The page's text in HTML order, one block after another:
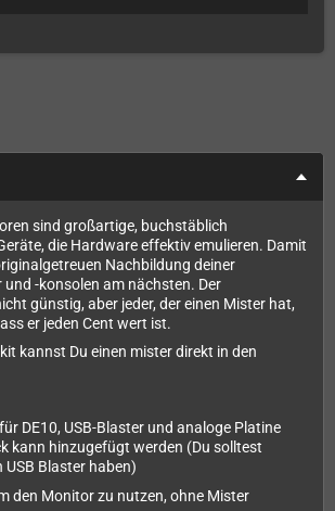
sind großartige, buchstäblich
die Hardware effektiv emulieren. Damit
Nachbildung deiner
-konsolen am nächsten. Der
günstig, aber jeder, der einen Mister hat,
er jeden Cent wert ist.
kannst Du einen mister direkt in den
DE10, USB-Blaster und analoge Platine
kann hinzugefügt werden (Du solltest
USB Blaster haben)
den Monitor zu nutzen, ohne Mister